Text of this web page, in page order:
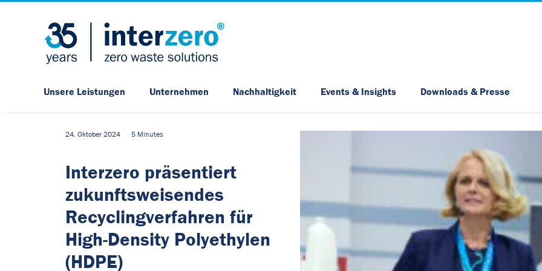
Unsere Leistungen Unternehmen Nachhaltigkeit Events & Insights Downloads & Presse
24. Oktober 2024 5 Minutes
Interzero präsentiert
zukunftsweisendes
Recyclingverfahren für
High-Density Polyethylen
(HDPE)